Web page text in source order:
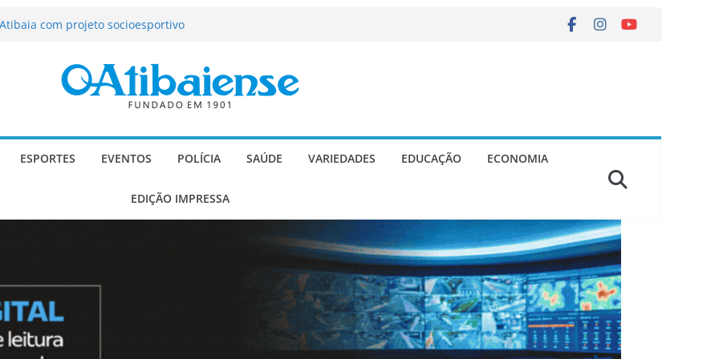
passa a contar com novo reforço
e Morango abre programação
infantis e valorização dos produtores
a deputado estadual é
ESPORTES EVENTOS POLÍCIA SAÚDE VARIEDADES EDUCAÇÃO ECONOMIA
EDIÇÃO IMPRESSA